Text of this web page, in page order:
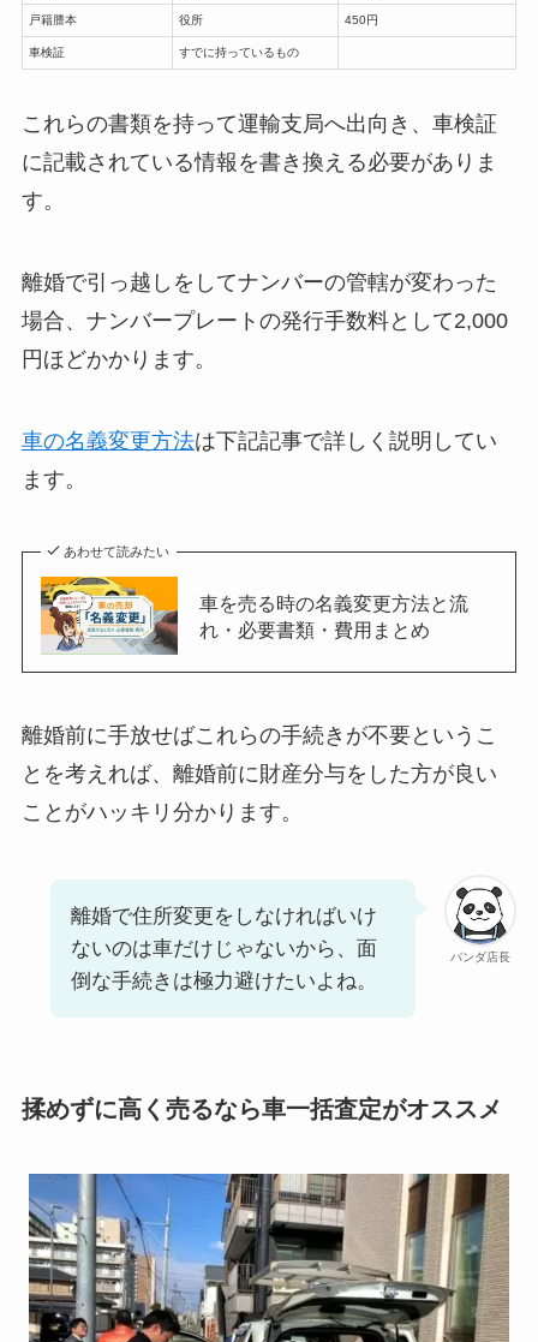
戸籍謄本 役所 450円
車検証 すでに持っているもの
これらの書類を持って運輸支局へ出向き、車検証
に記載されている情報を書き換える必要がありま
す。
離婚で引っ越しをしてナンバーの管轄が変わった
場合、ナンバープレートの発行手数料として2,000
円ほどかかります。
車の名義変更方法は下記記事で詳しく説明してい
ます。
あわせて読みたい
車を売る時の名義変更方法と流
れ・必要書類・費用まとめ
離婚前に手放せばこれらの手続きが不要というこ
とを考えれば、離婚前に財産分与をした方が良い
ことがハッキリ分かります。
パンダ店長
離婚で住所変更をしなければいけ
ないのは車だけじゃないから、面
倒な手続きは極力避けたいよね。
揉めずに高く売るなら車一括査定がオススメ